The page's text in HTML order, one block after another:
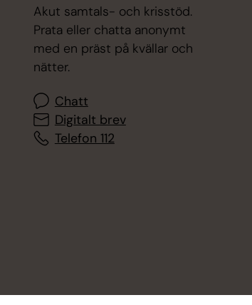
Akut samtals- och krisstöd.
Prata eller chatta anonymt
med en präst på kvällar och
nätter.
Chatt
Digitalt brev
Telefon 112